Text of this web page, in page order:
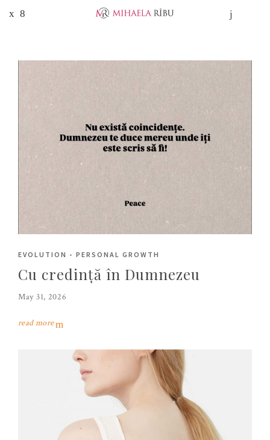
EVOLUTION - PERSONAL GROWTH
Cu credință în Dumnezeu
May 31, 2026
read more